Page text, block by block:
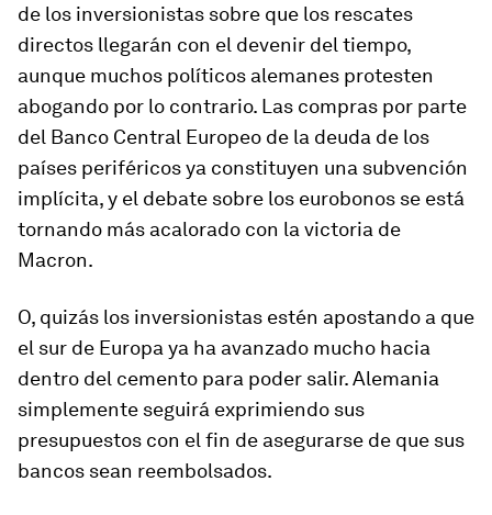
de los inversionistas sobre que los rescates
directos llegarán con el devenir del tiempo,
aunque muchos políticos alemanes protesten
abogando por lo contrario. Las compras por parte
del Banco Central Europeo de la deuda de los
países periféricos ya constituyen una subvención
implícita, y el debate sobre los eurobonos se está
tornando más acalorado con la victoria de
Macron.
O, quizás los inversionistas estén apostando a que
el sur de Europa ya ha avanzado mucho hacia
dentro del cemento para poder salir. Alemania
simplemente seguirá exprimiendo sus
presupuestos con el fin de asegurarse de que sus
bancos sean reembolsados.